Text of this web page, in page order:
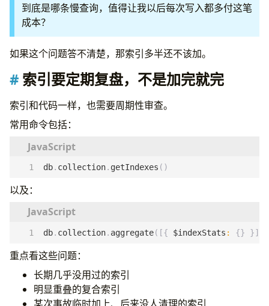
到底是哪条慢查询，值得让我以后每次写入都多付这笔
成本？
如果这个问题答不清楚，那索引多半还不该加。
索引要定期复盘，不是加完就完
索引和代码一样，也需要周期性审查。
常用命令包括：
db. collection. getIndexes ()
以及：
db. collection. aggregate([{ $indexStats : {} }])
重点看这些问题：
长期几乎没用过的索引
明显重叠的复合索引